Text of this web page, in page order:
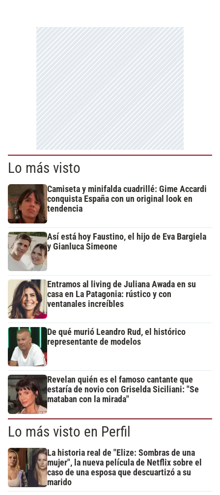
Lo más visto
Camiseta y minifalda cuadrillé: Gime Accardi
conquista España con un original look en
tendencia
Así está hoy Faustino, el hijo de Eva Bargiela
y Gianluca Simeone
Entramos al living de Juliana Awada en su
casa en La Patagonia: rústico y con
ventanales increíbles
De qué murió Leandro Rud, el histórico
representante de modelos
Revelan quién es el famoso cantante que
estaría de novio con Griselda Siciliani: "Se
mataban con la mirada"
Lo más visto en Perfil
La historia real de "Elize: Sombras de una
mujer", la nueva película de Netflix sobre el
caso de una esposa que descuartizó a su
marido